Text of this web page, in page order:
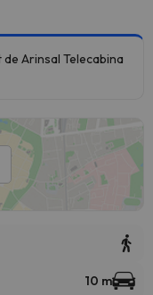
de Arinsal Telecabina
10 m